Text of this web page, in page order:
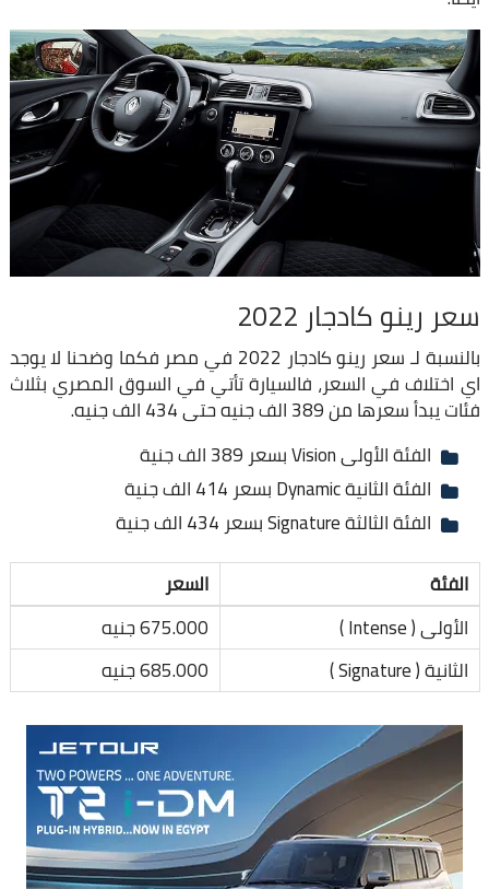
سعر رينو كادجار 2022
بالنسبة لـ سعر رينو كادجار 2022 في مصر فكما وضحنا لا يوجد
اي اختلاف في السعر، فالسيارة تأتي في السوق المصري بثلاث
فئات يبدأ سعرها من 389 الف جنيه حتى 434 الف جنيه.
الفئة الأولى Vision بسعر 389 الف جنية
الفئة الثانية Dynamic بسعر 414 الف جنية
الفئة الثالثة Signature بسعر 434 الف جنية
الفئة
السعر
الأولى ( Intense )
675.000 جنيه
الثانية ( Signature )
685.000 جنيه